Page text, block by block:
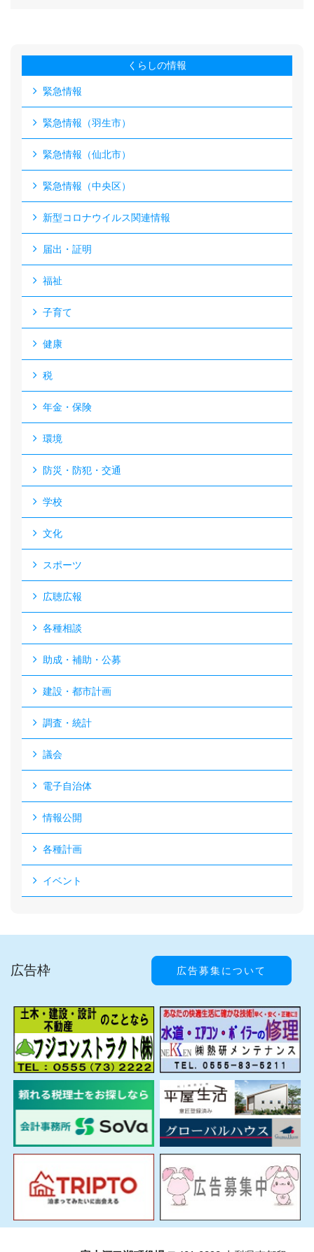
くらしの情報
緊急情報
緊急情報（羽生市）
緊急情報（仙北市）
緊急情報（中央区）
新型コロナウイルス関連情報
届出・証明
福祉
子育て
健康
税
年金・保険
環境
防災・防犯・交通
学校
文化
スポーツ
広聴広報
各種相談
助成・補助・公募
建設・都市計画
調査・統計
議会
電子自治体
情報公開
各種計画
イベント
広告枠 広告募集について